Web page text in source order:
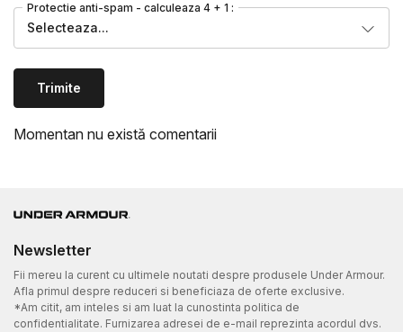
Protectie anti-spam - calculeaza 4 + 1 :
Selecteaza...
Trimite
Momentan nu există comentarii
Newsletter
Fii mereu la curent cu ultimele noutati despre produsele Under Armour.
Afla primul despre reduceri si beneficiaza de oferte exclusive.
*Am citit, am inteles si am luat la cunostinta politica de
confidentialitate. Furnizarea adresei de e-mail reprezinta acordul dvs.